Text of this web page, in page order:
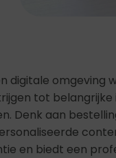
digitale
tot
Denk aan
en biedt een